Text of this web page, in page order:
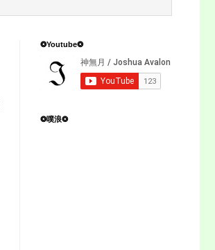
❂Youtube❂
❂噗浪❂